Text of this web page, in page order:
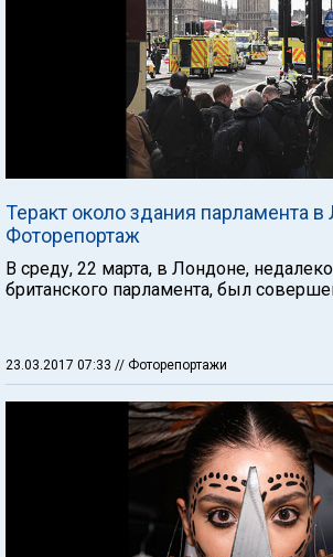
Теракт около здания парламента
Фоторепортаж
В среду, 22 марта, в Лондоне,
британского парламента, был
23.03.2017 07:33 // Фоторепортажи